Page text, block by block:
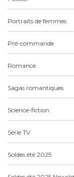
Portraits de femmes
Pré-commande
Romance
Sagas romantiques
Science-fiction
Série TV
Soldes été 2025